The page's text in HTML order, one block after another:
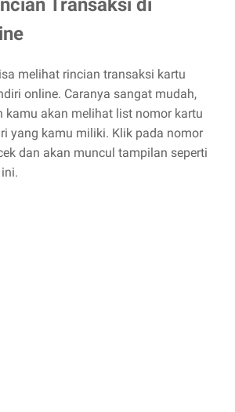
Transaksi di
melihat rincian transaksi kartu
online. Caranya sangat mudah,
kamu akan melihat list nomor kartu
yang kamu miliki. Klik pada nomor
dan akan muncul tampilan seperti